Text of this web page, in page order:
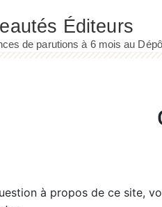
à propos de ce site,